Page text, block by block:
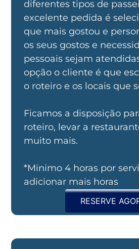
diferentes tipos de
excelente pedida é
que mais gostou e
os seus gostos e
pessoais sejam
opção o cliente é que
o roteiro e os locais que
Ficamos a disposição
roteiro, levar a
muito mais.
*Minimo 4 horas por
adicionar mais horas
RESERVE